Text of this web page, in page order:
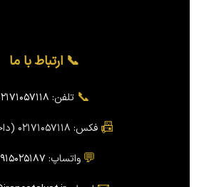
📞 ارتباط با ما
📞 تلفن:
📠 فکس: ۰۲۱۷۱۰۵۷۱۱۸ (داخلی ۵)
💬 واتساپ: